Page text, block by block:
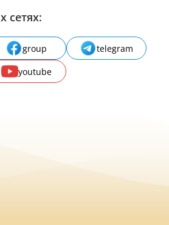
сетях:
group
telegram
youtube